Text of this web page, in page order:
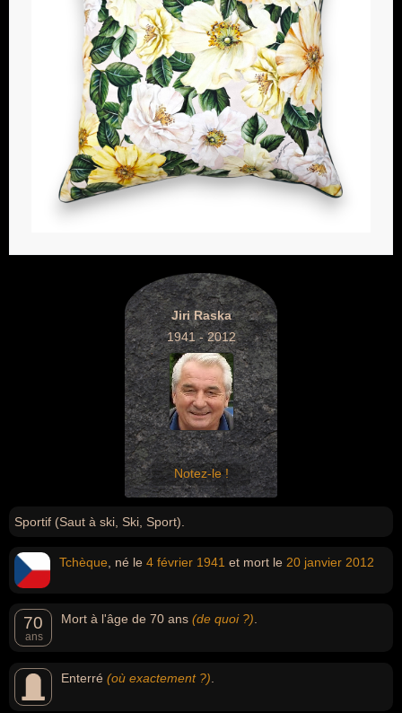
Jiri Raska
1941 - 2012
Notez-le !
Sportif (Saut à ski, Ski, Sport).
Tchèque , né le 4 février 1941 et mort le 20 janvier 2012
70
ans
Mort à l'âge de 70 ans (de quoi ?)
Enterré (où exactement ?)